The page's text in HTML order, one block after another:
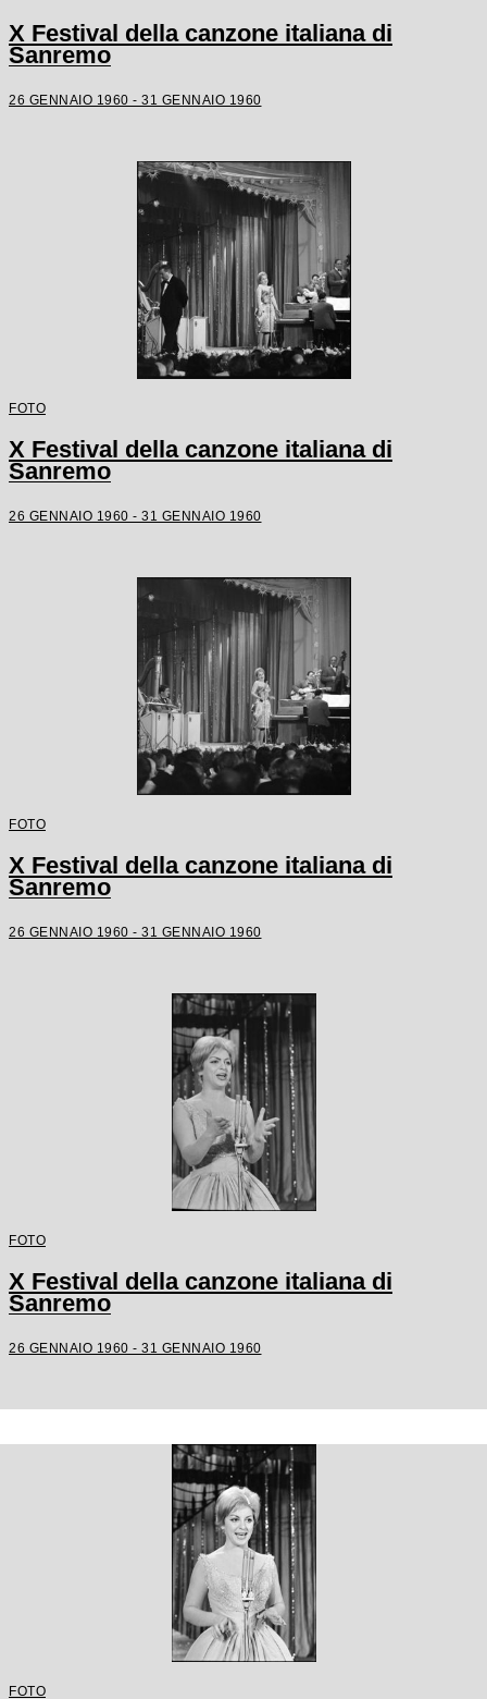
X Festival della canzone italiana di
Sanremo
26 GENNAIO 1960 - 31 GENNAIO 1960
FOTO
X Festival della canzone italiana di
Sanremo
26 GENNAIO 1960 - 31 GENNAIO 1960
FOTO
X Festival della canzone italiana di
Sanremo
26 GENNAIO 1960 - 31 GENNAIO 1960
FOTO
X Festival della canzone italiana di
Sanremo
26 GENNAIO 1960 - 31 GENNAIO 1960
FOTO